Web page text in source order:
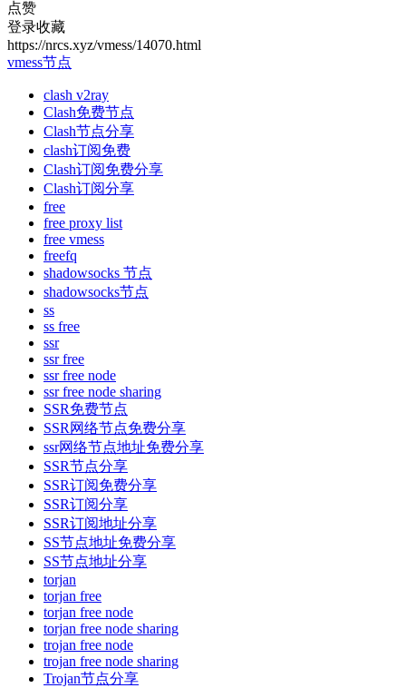
点赞
登录收藏
https://nrcs.xyz/vmess/14070.html
vmess节点
clash v2ray
Clash免费节点
Clash节点分享
clash订阅免费
Clash订阅免费分享
Clash订阅分享
free
free proxy list
free vmess
freefq
shadowsocks 节点
shadowsocks节点
ss
ss free
ssr
ssr free
ssr free node
ssr free node sharing
SSR免费节点
SSR网络节点免费分享
ssr网络节点地址免费分享
SSR节点分享
SSR订阅免费分享
SSR订阅分享
SSR订阅地址分享
SS节点地址免费分享
SS节点地址分享
torjan
torjan free
torjan free node
torjan free node sharing
trojan free node
trojan free node sharing
Trojan节点分享